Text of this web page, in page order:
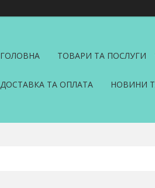
ГОЛОВНА ТОВАРИ ТА ПОСЛУГИ
ДОСТАВКА ТА ОПЛАТА НОВИНИ